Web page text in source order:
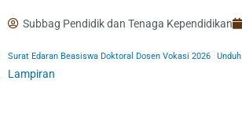
Subbag Pendidik dan Tenaga Kependidikan
Surat Edaran Beasiswa Doktoral Dosen Vokasi 2026 Unduh
Lampiran